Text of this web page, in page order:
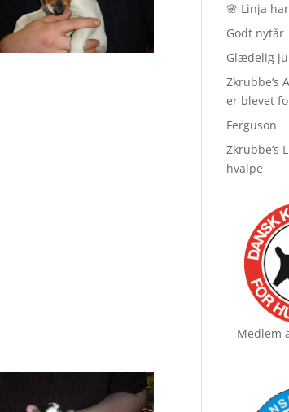
🌸 Linja
Godt nytår
Glædelig
Zkrubbe’s
er blevet
Ferguson
Zkrubbe’s
hvalpe
Medlem